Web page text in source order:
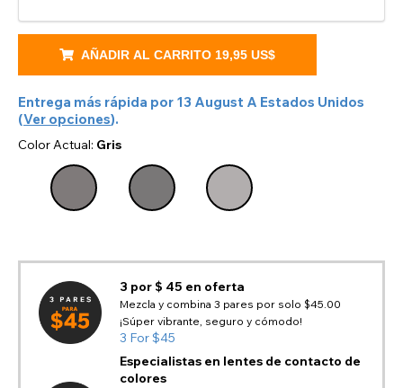
AÑADIR AL CARRITO 19,95 US$
Entrega más rápida por 13 August A Estados Unidos
(Ver opciones).
Color Actual: Gris
3 por $ 45 en oferta
Mezcla y combina 3 pares por solo $45.00
¡Súper vibrante, seguro y cómodo!
3 For $45
Especialistas en lentes de contacto de
colores